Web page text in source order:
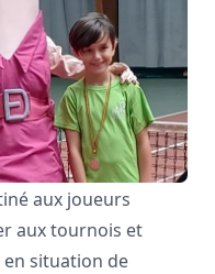
aux joueurs
aux tournois et
situation de